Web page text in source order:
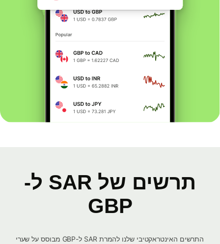
תרשים של SAR ל-
GBP
התרשים האינטראקטיבי שלנו להמרת SAR ל-GBP מבוסס על שערי